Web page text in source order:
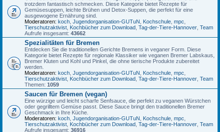
trotzdem fantastisch schmecken. Diese Kategorie bietet Rezepte für
Gemüsesuppen, leichte Brühen und Detox-Suppen, die perfekt für eine
ausgewogene Ernährung sind.
Moderatoren: koch Jugendorganisation-GUTuN Kochschule mpc
Tierschutzaktivist Kochbücher zum Download Tag-der-Tiere-Hannover Team
Aufrufe insgesamt: 43662
Spezialitäten für Bremen
Entdecken Sie die traditionellen Gerichte Bremens in veganer Form. Diese
Kategorie bietet Rezepte für regionale Klassiker wie veganen Bremer Labskaus,
Bremer Kluten und Kohl und Pinkel, die ohne tierische Produkte zubereitet
werden.
Moderatoren: koch Jugendorganisation-GUTuN Kochschule mpc
Tierschutzaktivist Kochbücher zum Download Tag-der-Tiere-Hannover Team
Themen: 1059
Saucen für Bremen (vegan)
Eine würzige und leicht scharfe Senfsauce, die perfekt zu veganen Würstchen
oder gegrilltem Gemüse passt. Diese Sauce bringt den traditionellen Bremer
Geschmack in Ihre Küche.
Moderatoren: koch Jugendorganisation-GUTuN Kochschule mpc
Tierschutzaktivist Kochbücher zum Download Tag-der-Tiere-Hannover Team
Aufrufe insgesamt: 36916